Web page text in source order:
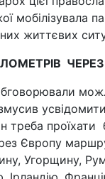
мобілізувала
життєвих
ЧЕРЕЗ
треба
Європу
Угорщину,